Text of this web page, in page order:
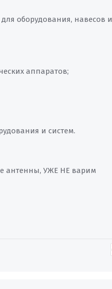
оборудования, навесов и
аппаратов;
и систем.
антенны, УЖЕ НЕ варим